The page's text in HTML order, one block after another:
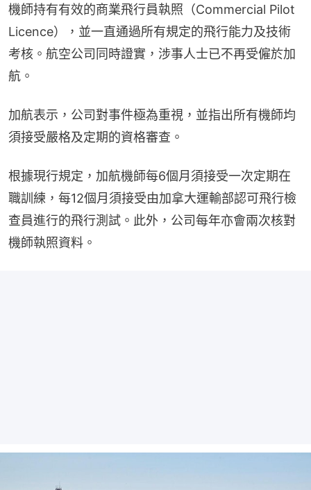
機師持有有效的商業飛行員執照（Commercial Pilot
Licence），並一直通過所有規定的飛行能力及技術
考核。航空公司同時證實，涉事人士已不再受僱於加
航。
加航表示，公司對事件極為重視，並指出所有機師均
須接受嚴格及定期的資格審查。
根據現行規定，加航機師每6個月須接受一次定期在
職訓練，每12個月須接受由加拿大運輸部認可飛行檢
查員進行的飛行測試。此外，公司每年亦會兩次核對
機師執照資料。